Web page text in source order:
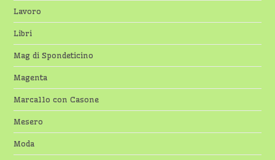
Lavoro
Libri
Mag di Spondeticino
Magenta
Marcallo con Casone
Mesero
Moda